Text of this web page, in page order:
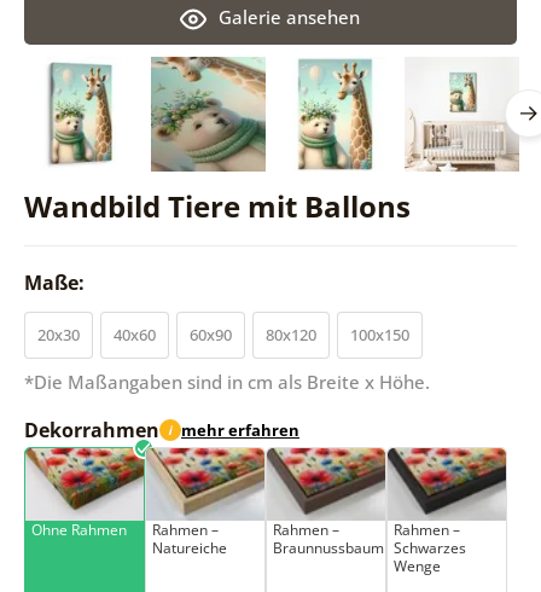
Wandbild Tiere mit Ballons
Galerie ansehen
Maße:
20x30 40x60 60x90 80x120 100x150
*Die Maßangaben sind in cm als Breite x Höhe.
Dekorrahmen i mehr erfahren
Ohne Rahmen
Rahmen –
Natureiche
Rahmen –
Braunnussbaum
Rahmen –
Schwarzes
Wenge